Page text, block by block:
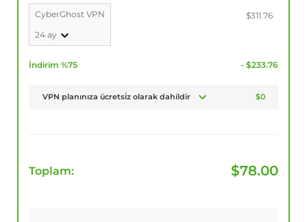
CyberGhost VPN
24 ay
$311.76
İndirim %75 - $233.76
VPN planınıza ücretsi̇z olarak dahildir $0
Toplam: $78.00